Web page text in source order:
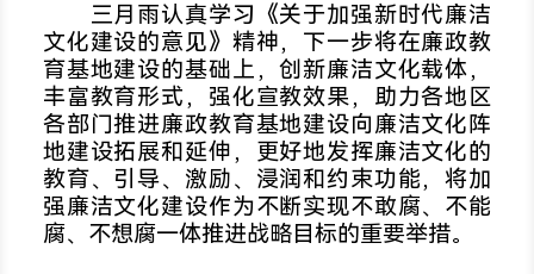
三月雨认真学习《关于加强新时代廉洁
文化建设的意见》精神，下一步将在廉政教
育基地建设的基础上，创新廉洁文化载体，
丰富教育形式，强化宣教效果，助力各地区
各部门推进廉政教育基地建设向廉洁文化阵
地建设拓展和延伸，更好地发挥廉洁文化的
教育、引导、激励、浸润和约束功能，将加
强廉洁文化建设作为不断实现不敢腐、不能
腐、不想腐一体推进战略目标的重要举措。